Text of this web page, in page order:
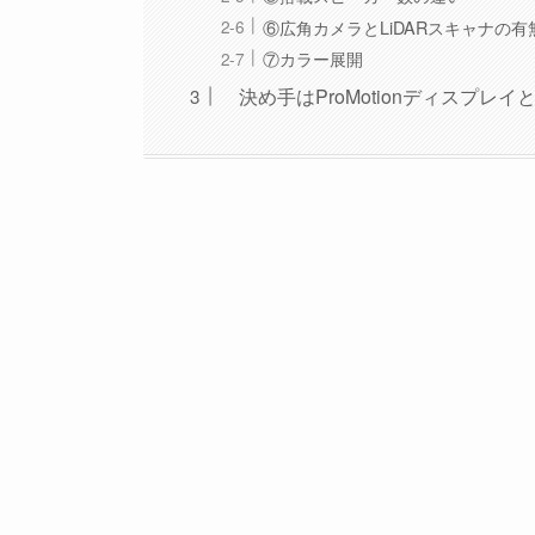
⑥広角カメラとLiDARスキャナの有
⑦カラー展開
決め手はProMotionディスプレイ